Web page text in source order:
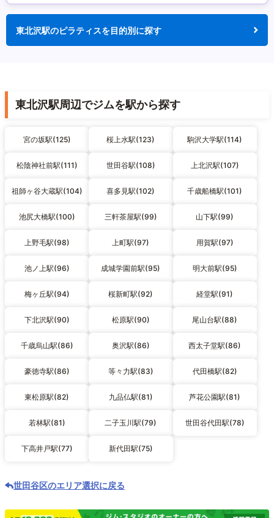
東北沢駅のピラティスを目的別に探す
東北沢駅周辺でジムを駅から探す
宮の坂駅(125) 桜上水駅(123) 駒沢大学駅(114)
松陰神社前駅(111) 世田谷駅(108) 上北沢駅(107)
祖師ヶ谷大蔵駅(104) 喜多見駅(102) 千歳船橋駅(101)
池尻大橋駅(100) 三軒茶屋駅(99) 山下駅(99)
上野毛駅(98) 上町駅(97) 用賀駅(97)
池ノ上駅(96) 成城学園前駅(95) 明大前駅(95)
梅ヶ丘駅(94) 桜新町駅(92) 経堂駅(91)
下北沢駅(90) 松原駅(90) 尾山台駅(88)
千歳烏山駅(86) 奥沢駅(86) 西太子堂駅(86)
豪徳寺駅(86) 等々力駅(83) 代田橋駅(82)
東松原駅(82) 九品仏駅(81) 芦花公園駅(81)
若林駅(81) 二子玉川駅(79) 世田谷代田駅(78)
下高井戸駅(77) 新代田駅(75)
世田谷区のエリア選択に戻る